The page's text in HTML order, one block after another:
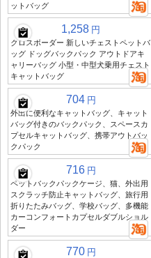
ットバッグ
1,258 円
クロスボーダー 新しいチェストペットバ
ッグ ドッグバックパック アウトドアキ
ャリーバッグ 小型・中型犬乗用チェスト
キャットバッグ
704 円
外出に便利なキャットバッグ、キャット
バッグ付きのバックパック、スペースカ
プセルキャットバッグ、携帯アウトバッ
クパック
716 円
ペットバックパックケージ、猫、外出用
スクラッチ防止キャットバッグ、旅行用
折りたたみバッグ、学校バッグ、多機能
カーコンフォートカプセルダブルショル
ダー
770 円